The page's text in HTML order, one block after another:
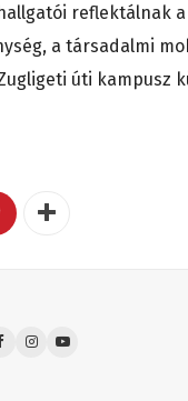
reflektálnak
a társadalmi
úti kampusz